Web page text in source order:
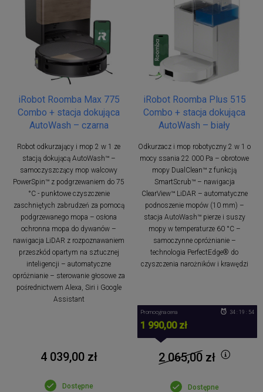
iRobot Roomba Max 775
Combo + stacja dokująca
AutoWash – czarna
Robot odkurzający i mop 2 w 1 ze
stacją dokującą AutoWash™ –
samoczyszczący mop walcowy
PowerSpin™ z podgrzewaniem do 75
°C - punktowe czyszczenie
zaschniętych zabrudzeń za pomocą
podgrzewanego mopa – osłona
ochronna mopa do dywanów –
nawigacja LiDAR z rozpoznawaniem
przeszkód opartym na sztucznej
inteligencji – automatyczne
opróżnianie – sterowanie głosowe za
pośrednictwem Alexa, Siri i Google
Assistant
4 039,00 zł
Dostępne
iRobot Roomba Plus 515
Combo + stacja dokująca
AutoWash – biały
Odkurzacz i mop robotyczny 2 w 1 o
mocy ssania 22 000 Pa – obrotowe
mopy DualClean™ z funkcją
SmartScrub™ – nawigacja
ClearView™ LiDAR – automatyczne
podnoszenie mopów (10 mm) –
stacja AutoWash™ pierze i suszy
mopy w temperaturze 60 °C –
samoczynne opróżnianie –
technologia PerfectEdge® do
czyszczenia narożników i krawędzi
Promocyjna cena
1 990,00 zł
34 : 19 : 53
2 065,00zł
Dostępne